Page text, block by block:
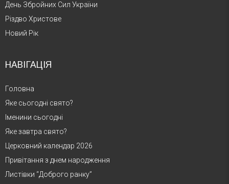
День Збройних Сил України
Різдво Христове
Новий Рік
НАВІГАЦІЯ
Головна
Яке сьогодні свято?
Іменини сьогодні
Яке завтра свято?
Церковний календар 2026
Привітання з днем народження
Листівки “Доброго ранку”